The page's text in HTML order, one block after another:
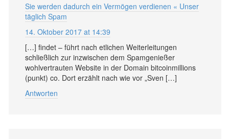
Sie werden dadurch ein Vermögen verdienen « Unser
täglich Spam
14. Oktober 2017 at 14:39
[…] findet – führt nach etlichen Weiterleitungen
schließlich zur inzwischen dem Spamgenießer
wohlvertrauten Website in der Domain bitcoinmillions
(punkt) co. Dort erzählt nach wie vor „Sven […]
Antworten